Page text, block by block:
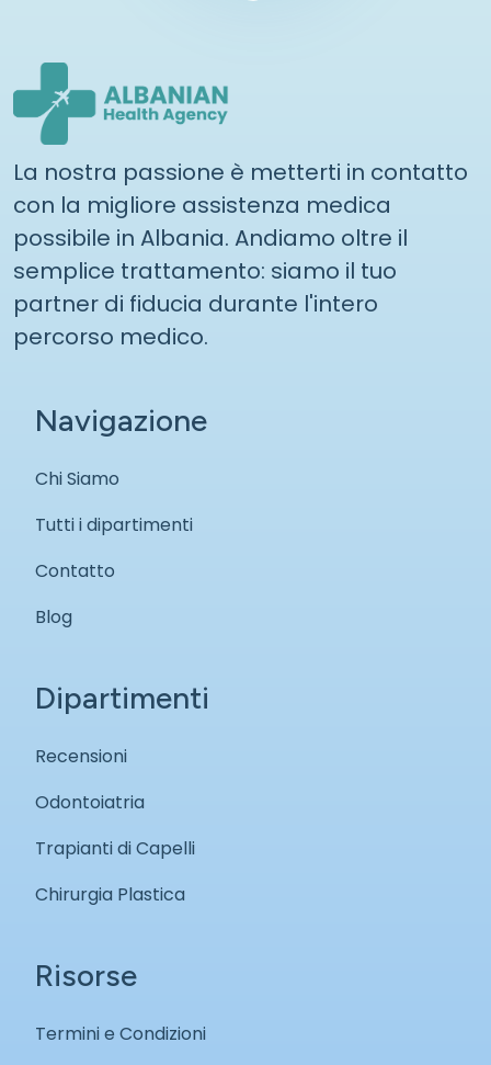
La nostra passione è metterti in contatto
con la migliore assistenza medica
possibile in Albania. Andiamo oltre il
semplice trattamento: siamo il tuo
partner di fiducia durante l'intero
percorso medico.
Navigazione
Chi Siamo
Tutti i dipartimenti
Contatto
Blog
Dipartimenti
Recensioni
Odontoiatria
Trapianti di Capelli
Chirurgia Plastica
Risorse
Termini e Condizioni